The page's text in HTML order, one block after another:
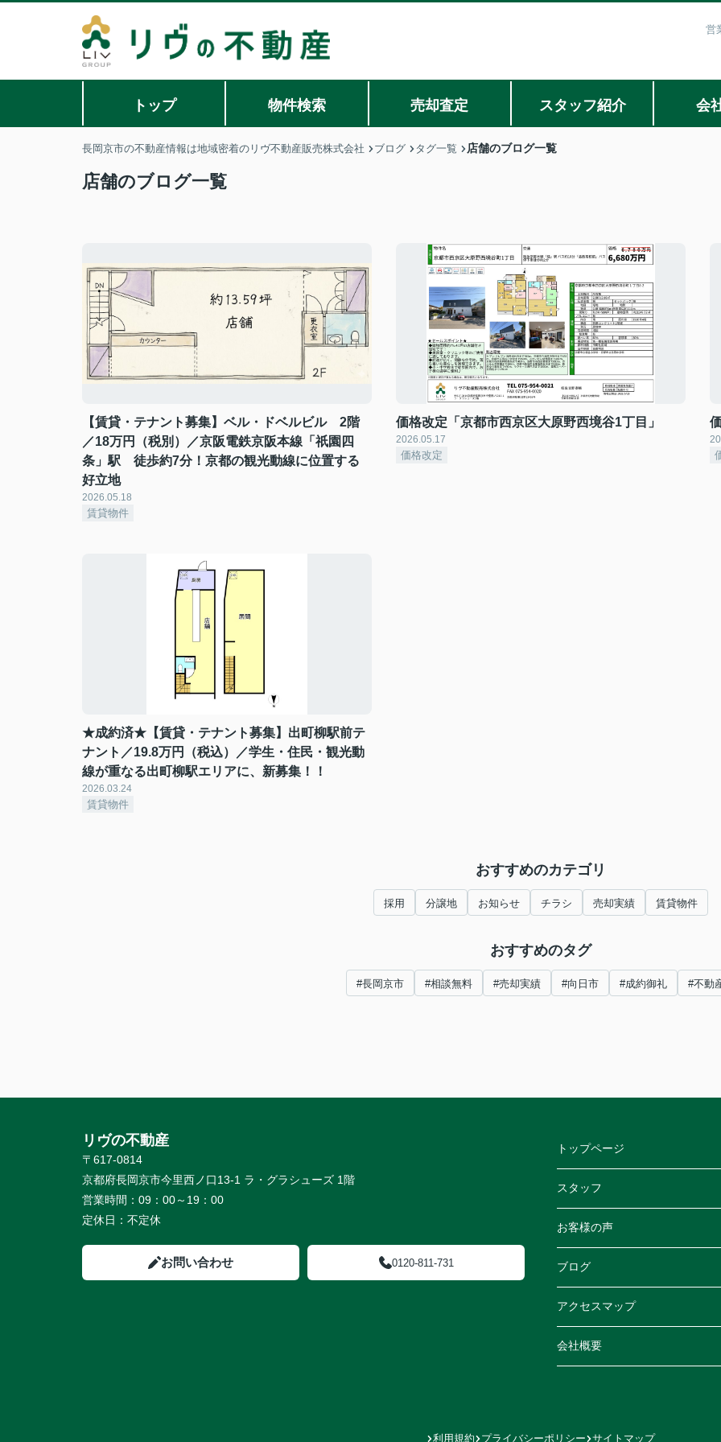
営
トップ 物件検索 売却査定 スタッフ紹介 会
長岡京市の不動産情報は地域密着のリヴ不動産販売株式会社 ブログ タグ一覧 店舗のブログ一覧
店舗のブログ一覧
【賃貸・テナント募集】ベル・ドベルビル 2階
／18万円（税別）／京阪電鉄京阪本線「祇園四
条」駅 徒歩約7分！京都の観光動線に位置する
好立地
2026.05.18
賃貸物件
価格改定「京都市西京区大原野西境谷1丁目」
2026.05.17
価格改定
★成約済★【賃貸・テナント募集】出町柳駅前テ
ナント／19.8万円（税込）／学生・住民・観光動
線が重なる出町柳駅エリアに、新募集！！
2026.03.24
賃貸物件
おすすめのカテゴリ
採用 分譲地 お知らせ チラシ 売却実績 賃貸物件
おすすめのタグ
#長岡京市 #相談無料 #売却実績 #向日市 #成約御礼 #不動
リヴの不動産
〒617-0814
京都府長岡京市今里西ノ口13-1 ラ・グラシューズ 1階
営業時間： 09：00～19：00
定休日： 不定休
お問い合わせ 0120-811-731
トップページ
スタッフ
お客様の声
ブログ
アクセスマップ
会社概要
利用規約 プライバシーポリシー サイトマップ